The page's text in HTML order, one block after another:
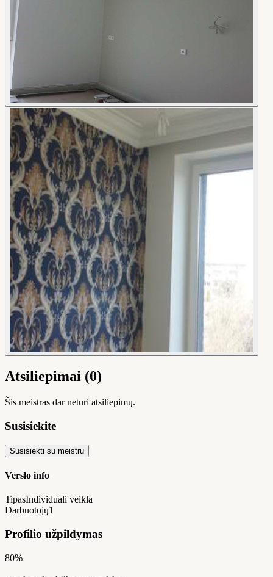
Atsiliepimai (0)
Šis meistras dar neturi atsiliepimų.
Susisiekite
Susisiekti su meistru
Verslo info
TipasIndividuali veikla
Darbuotojų1
Profilio užpildymas
80%